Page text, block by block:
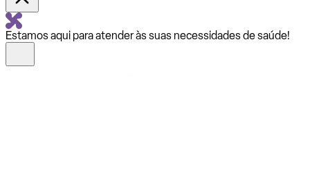
Estamos aqui para atender às suas necessidades de saúde!